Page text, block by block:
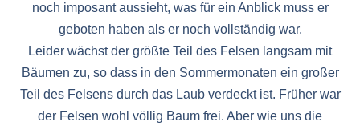
noch imposant aussieht, was für ein Anblick muss er
geboten haben als er noch vollständig war.
Leider wächst der größte Teil des Felsen langsam mit
Bäumen zu, so dass in den Sommermonaten ein großer
Teil des Felsens durch das Laub verdeckt ist. Früher war
der Felsen wohl völlig Baum frei. Aber wie uns die